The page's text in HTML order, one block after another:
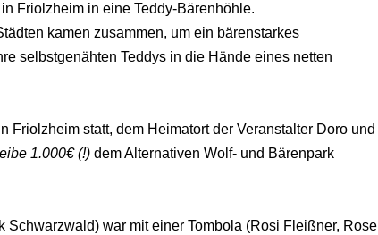
Friolzheim in eine Teddy-Bärenhöhle.
kamen zusammen, um ein bärenstarkes
selbstgenähten Teddys in die Hände eines netten
Friolzheim statt, dem Heimatort der Veranstalter Doro und
1.000€ (!) dem Alternativen Wolf- und Bärenpark
Schwarzwald) war mit einer Tombola (Rosi Fleißner, Rose